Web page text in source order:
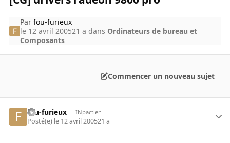
Parfou-furieux
le 12 avril 200521 a dans Ordinateurs de bureau et
Composants
Commencer un nouveau sujet
fou-furieux INpactien
Posté(e) le 12 avril 200521 a